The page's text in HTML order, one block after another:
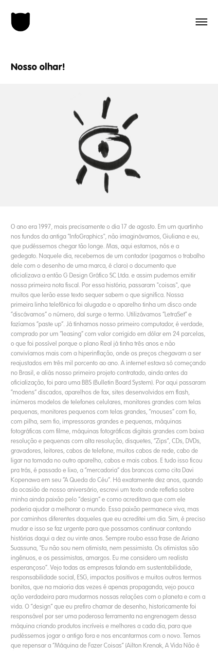
Nosso olhar!
O ano era 1997, mais precisamente o dia 17 de agosto. Em um quartinho
nos fundos da antiga "InfoGraphics", não imaginávamos, Giuliana e eu,
que pudéssemos chegar tão longe. Mas, aqui estamos, nós e a
gedegato. Naquele dia, recebemos de um contador (pagamos o trabalho
dele com o desenho de uma marca, é claro) o documento que
oficializava a então G Design Gráfico SC Ltda. e assim pudemos emitir
nossa primeira nota fiscal. Por essa história, passaram "coisas", que
muitos que lerão esse texto sequer sabem o que significa. Nossa
primeira linha telefônica foi alugada e o aparelho tinha um disco onde
“discávamos” o número, daí surge o termo. Utilizávamos “LetraSet” e
fazíamos “paste up”. Já tínhamos nosso primeiro computador, é verdade,
comprado por um “leasing” com valor corrigido em dólar em 24 parcelas,
o que foi possível porque o plano Real já tinha três anos e não
convivíamos mais com a hiperinflação, onde os preços chegavam a ser
reajustados em três mil porcento ao ano. A internet estava só começando
no Brasil, e aliás nosso primeiro projeto contratado, ainda antes da
oficialização, foi para uma BBS (Bulletin Board System). Por aqui passaram
“modens” discados, aparelhos de fax, sites desenvolvidos em flash,
inúmeros modelos de telefones celulares, monitores grandes com telas
pequenas, monitores pequenos com telas grandes, “mouses” com fio,
com pilha, sem fio, impressoras grandes e pequenas, máquinas
fotográficas com filme, máquinas fotográficas digitais grandes com baixa
resolução e pequenas com alta resolução, disquetes, “Zips”, CDs, DVDs,
gravadores, leitores, cabos de telefone, muitos cabos de rede, cabo de
ligar na tomada no outro aparelho, cabos e mais cabos. E tudo isso ficou
pra trás, é passado e lixo, a “mercadoria” dos brancos como cita Davi
Kopenawa em seu “A Queda do Céu”. Há exatamente dez anos, quando
da ocasião de nosso aniversário, escrevi um texto onde refletia sobre
minha ainda paixão pelo “design” e como acreditava que com ele
poderia ajudar a melhorar o mundo. Essa paixão permanece viva, mas
por caminhos diferentes daqueles que eu acreditei um dia. Sim, é preciso
mudar e isso se faz urgente para que possamos continuar contando
histórias daqui a dez ou vinte anos. Sempre roubo essa frase de Ariano
Suassuna, "Eu não sou nem otimista, nem pessimista. Os otimistas são
ingênuos, e os pessimistas, amargos. Eu me considero um realista
esperançoso”. Vejo todas as empresas falando em sustentabilidade,
responsabilidade social, ESG, impactos positivos e muitos outros termos
bonitos, que na maioria das vezes é apenas propaganda, vejo pouca
ação verdadeira para mudarmos nossas relações com o planeta e com a
vida. O “design” que eu prefiro chamar de desenho, historicamente foi
responsável por ser uma poderosa ferramenta na engrenagem dessa
máquina criando produtos incríveis e melhores a cada dia, para que
pudéssemos jogar o antigo fora e nos encantarmos com o novo. Temos
que repensar a “Máquina de Fazer Coisas” (Ailton Krenak, A Vida Não é